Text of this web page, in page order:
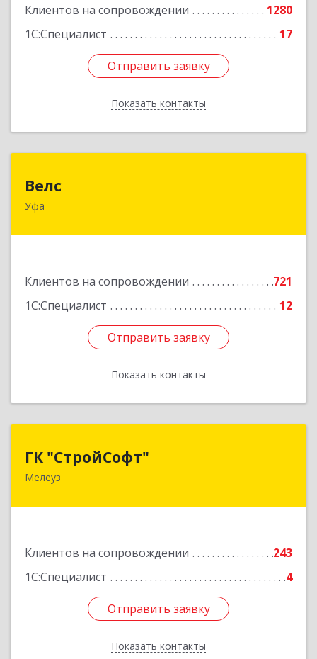
Клиентов на сопровождении
1280
1С:Специалист
17
Отправить заявку
Показать контакты
Отправить заявку
Назад
Велс
Уфа
Клиентов на сопровождении
721
1С:Специалист
12
Отправить заявку
Показать контакты
450071, Башкортостан Респ, Уфа г, 50 лет СССР
Отправить заявку
Назад
ГК "СтройСофт"
Мелеуз
Клиентов на сопровождении
243
1С:Специалист
4
Отправить заявку
Показать контакты
453852, Башкортостан Респ, Мелеуз г, Ленина
Отправить заявку
Назад